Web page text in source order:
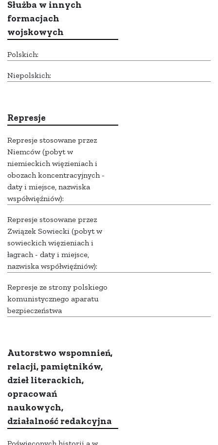
Służba w innych
formacjach
wojskowych
Polskich:
Niepolskich:
Represje
Represje stosowane przez
Niemców (pobyt w
niemieckich więzieniach i
obozach koncentracyjnych -
daty i miejsce, nazwiska
współwięźniów):
Represje stosowane przez
Związek Sowiecki (pobyt w
sowieckich więzieniach i
łagrach - daty i miejsce,
nazwiska współwięźniów):
Represje ze strony polskiego
komunistycznego aparatu
bezpieczeństwa
Autorstwo wspomnień,
relacji, pamiętników,
dzieł literackich,
opracowań
naukowych,
działalność redakcyjna